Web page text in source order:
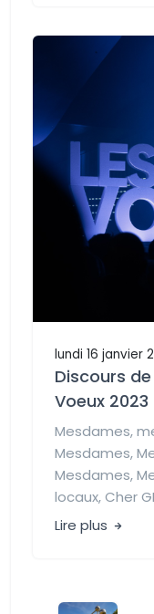
lundi 16 janvier
Discours
Voeux 2023
Mesdames,
Mesdames,
Mesdames,
locaux, Cher
Lire plus